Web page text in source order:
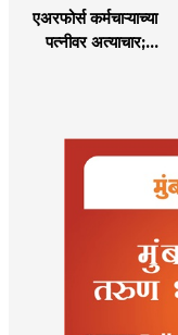
एअरफोर्स कर्मचाऱ्याच्या
पत्नीवर अत्याचार;